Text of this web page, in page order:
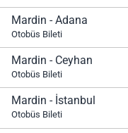
Mardin - Adana
Otobüs Bileti
Mardin - Ceyhan
Otobüs Bileti
Mardin - İstanbul
Otobüs Bileti